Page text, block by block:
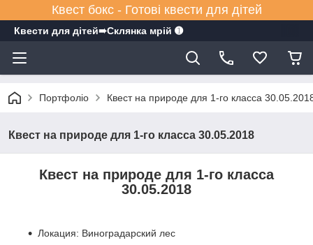
Квест бокс - Готові квести для дітей
Квести для дітей➠Склянка мрiй ➊
Портфоліо Квест на природе для 1-го класса
Квест на природе для 1-го класса 30.05.2018
Квест на природе для 1-го класса
30.05.2018
Локация: Виноградарский лес